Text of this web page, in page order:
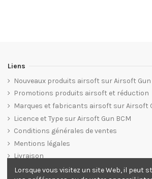
Liens
Nouveaux produits airsoft sur Airsoft Gun
Promotions produits airsoft et réduction
Marques et fabricants airsoft sur Airsoft
Licence et Type sur Airsoft Gun BCM
Conditions générales de ventes
Mentions légales
Livraison
Plan du site web Airsoft Gun BCM
Lorsque vous visitez un site Web, il peut